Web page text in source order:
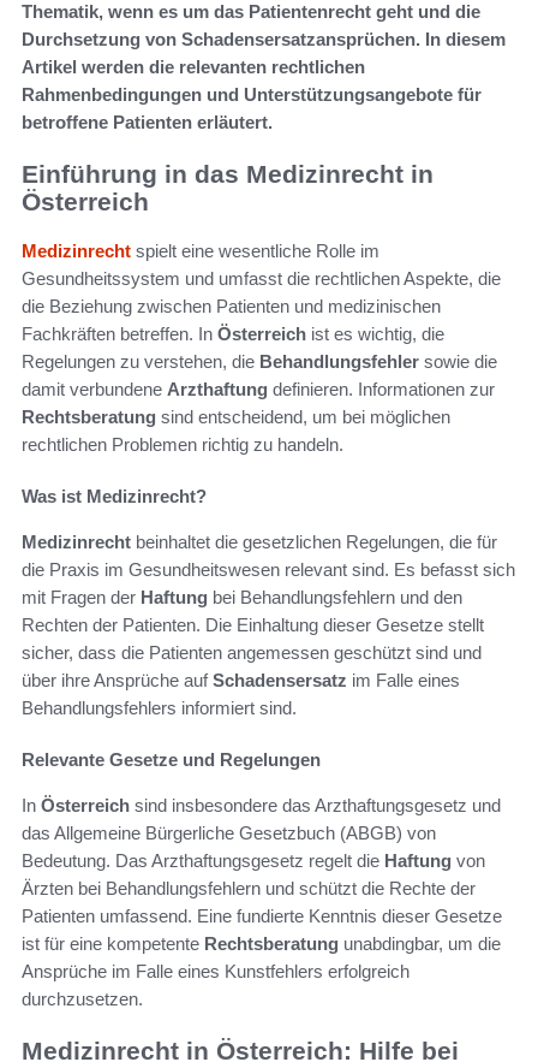
Thematik, wenn es um das Patientenrecht geht und die
Durchsetzung von Schadensersatzansprüchen. In diesem
Artikel werden die relevanten rechtlichen
Rahmenbedingungen und Unterstützungsangebote für
betroffene Patienten erläutert.
Einführung in das Medizinrecht in
Österreich
Medizinrecht spielt eine wesentliche Rolle im
Gesundheitssystem und umfasst die rechtlichen Aspekte, die
die Beziehung zwischen Patienten und medizinischen
Fachkräften betreffen. In Österreich ist es wichtig, die
Regelungen zu verstehen, die Behandlungsfehler sowie die
damit verbundene Arzthaftung definieren. Informationen zur
Rechtsberatung sind entscheidend, um bei möglichen
rechtlichen Problemen richtig zu handeln.
Was ist Medizinrecht?
Medizinrecht beinhaltet die gesetzlichen Regelungen, die für
die Praxis im Gesundheitswesen relevant sind. Es befasst sich
mit Fragen der Haftung bei Behandlungsfehlern und den
Rechten der Patienten. Die Einhaltung dieser Gesetze stellt
sicher, dass die Patienten angemessen geschützt sind und
über ihre Ansprüche aufSchadensersatz im Falle eines
Behandlungsfehlers informiert sind.
Relevante Gesetze und Regelungen
In Österreich sind insbesondere das Arzthaftungsgesetz und
das Allgemeine Bürgerliche Gesetzbuch (ABGB) von
Bedeutung. Das Arzthaftungsgesetz regelt die Haftung von
Ärzten bei Behandlungsfehlern und schützt die Rechte der
Patienten umfassend. Eine fundierte Kenntnis dieser Gesetze
ist für eine kompetente Rechtsberatung unabdingbar, um die
Ansprüche im Falle eines Kunstfehlers erfolgreich
durchzusetzen.
Medizinrecht in Österreich: Hilfe bei